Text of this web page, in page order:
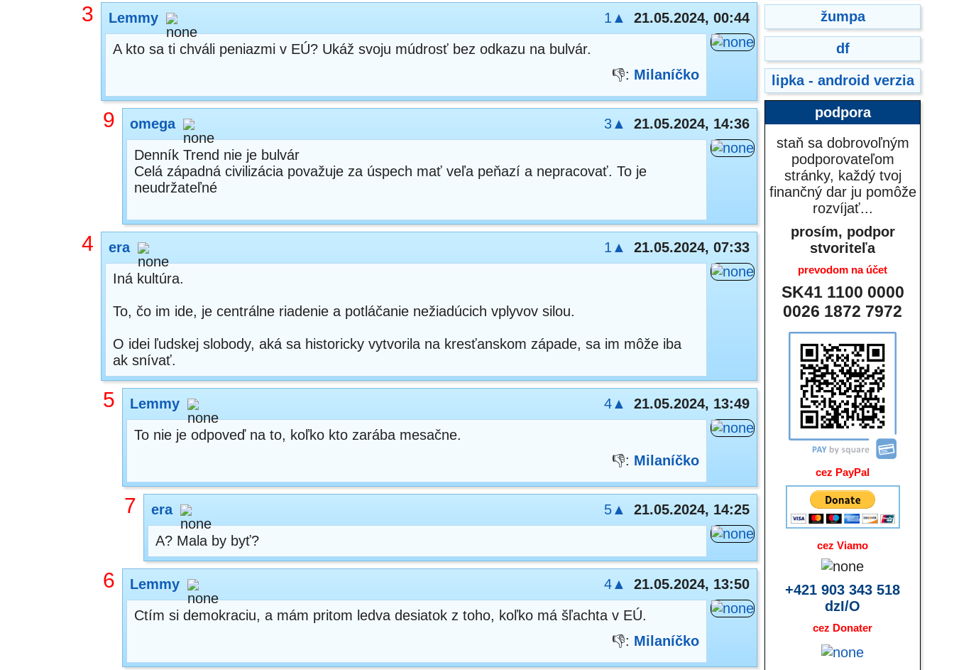
3 Lemmy 1▲
21.05.2024, 00:44
A kto sa ti chváli peniazmi v EÚ? Ukáž svoju múdrosť bez odkazu na bulvár.
👎: Milaníčko
9 omega 3▲
21.05.2024, 14:36
Denník Trend nie je bulvár
Celá západná civilizácia považuje za úspech mať veľa peňazí a nepracovať. To je
neudržateľné
4 era 1▲
21.05.2024, 07:33
Iná kultúra.
To, čo im ide, je centrálne riadenie a potláčanie nežiadúcich vplyvov silou.
O idei ľudskej slobody, aká sa historicky vytvorila na kresťanskom západe, sa im môže iba
ak snívať.
5 Lemmy 4▲
21.05.2024, 13:49
To nie je odpoveď na to, koľko kto zarába mesačne.
👎: Milaníčko
7 era 5▲
21.05.2024, 14:25
A? Mala by byť?
6 Lemmy 4▲
21.05.2024, 13:50
Ctím si demokraciu, a mám pritom ledva desiatok z toho, koľko má šľachta v EÚ.
👎: Milaníčko
žumpa
df
lipka - android verzia
podpora
staň sa dobrovoľným
podporovateľom
stránky, každý tvoj
finančný dar ju pomôže
rozvíjať...
prosím, podpor
stvoriteľa
prevodom na účet
SK41 1100 0000
0026 1872 7972
cez PayPal
cez Viamo
+421 903 343 518
dzI/O
cez Donater